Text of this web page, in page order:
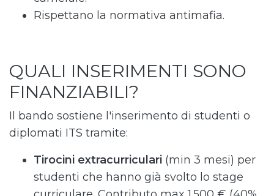
Rispettano la normativa antimafia.
QUALI INSERIMENTI SONO
FINANZIABILI?
Il bando sostiene l'inserimento di studenti o
diplomati ITS tramite:
Tirocini extracurriculari (min 3 mesi) per
studenti che hanno già svolto lo stage